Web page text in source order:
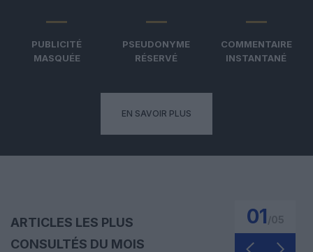
PUBLICITÉ
MASQUÉE
PSEUDONYME
RÉSERVÉ
COMMENTAIRE
INSTANTANÉ
EN SAVOIR PLUS
ARTICLES LES PLUS
CONSULTÉS DU MOIS
01